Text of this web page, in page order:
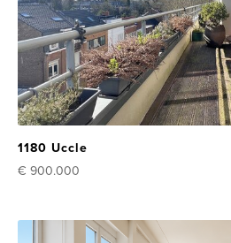
1180 Uccle
€ 900.000